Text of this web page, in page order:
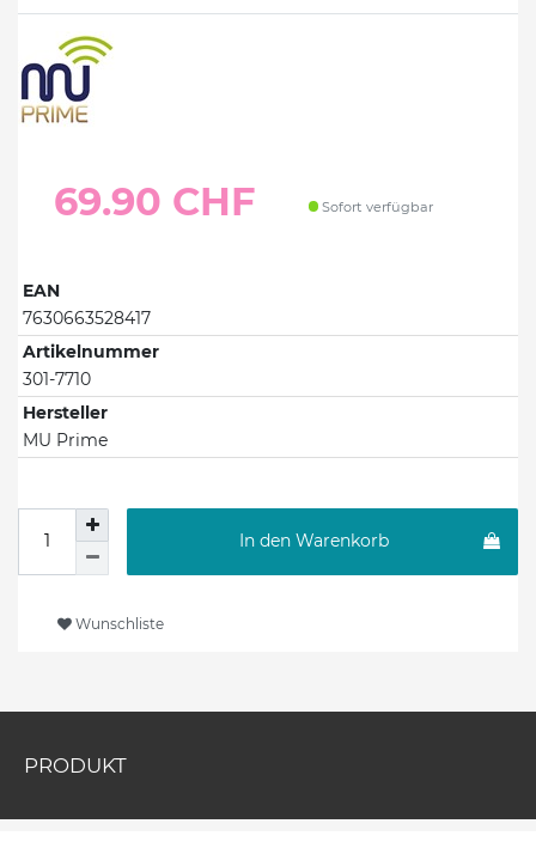
69.90 CHF Sofort verfügbar
EAN
7630663528417
Artikelnummer
301-7710
Hersteller
MU Prime
In den Warenkorb
Wunschliste
PRODUKT